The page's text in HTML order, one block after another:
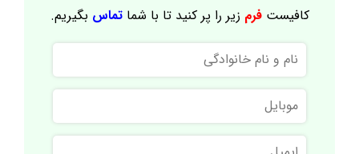
کافیستفرم زیر را پر کنید تا با شماتماس بگیریم.
نام
و
نام
خانوادگی
موبایل
ایمیل